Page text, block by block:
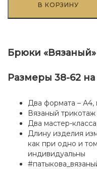
Брюки
В КОРЗИНУ
Брюки
Размеры 38-62 на
Два формата – А4,
Вязаный трикотаж
Два мастер-
Длину изделия
как при одно и
индивидуальны